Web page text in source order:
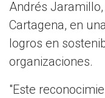
Andrés
Cartagena, en
logros en
organizaciones.
"Este